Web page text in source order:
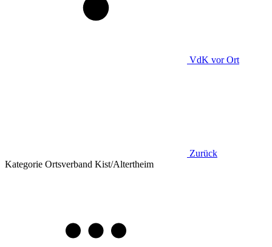
VdK vor Ort
Zurück
Kategorie Ortsverband Kist/Altertheim